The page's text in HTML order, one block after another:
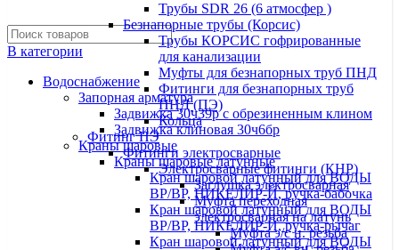
В категории
Водоснабжение
Запорная арматура
Задвижка 30ч39р с обрезиненным клином
Задвижка клиновая 30ч6бр
Краны шаровые
Краны шаровые латунные
Кран шаровой латунный для ВОДЫ
ВР/ВР, НИКЕЛИР-Й, ручка-бабочка
Кран шаровой латунный для ВОДЫ
ВР/ВР, НИКЕЛИР-Й, ручка-рычаг
Кран шаровой латунный для ВОДЫ
Трубы SDR 26 (6 атмосфер )
Безнапорные трубы (Корсис)
Трубы КОРСИС гофрированные
для канализации
Муфты для безнапорных труб ПНД
Фитинги для безнапорных труб
ПНД (ПЭ)
Кольца
Фитинг ПЭ
Фитинги электросварные
Электросварные фитинги (КНР)
Заглушка электросварная
Муфта переходная
электросварная на латунь
Муфта э/с н. резьба